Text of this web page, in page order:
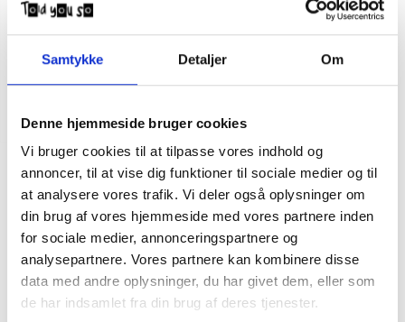
Samtykke Detaljer Om
Denne hjemmeside bruger cookies
Vi bruger cookies til at tilpasse vores indhold og
annoncer, til at vise dig funktioner til sociale medier og til
at analysere vores trafik. Vi deler også oplysninger om
din brug af vores hjemmeside med vores partnere inden
for sociale medier, annonceringspartnere og
analysepartnere. Vores partnere kan kombinere disse
data med andre oplysninger, du har givet dem, eller som
de har indsamlet fra din brug af deres tjenester.
Grunt Top Payton Stripe 2213-402 Purple
DKK100,00 200,00
Grunt top til junior pige.
100% Bomuld
Modellen er 18 år /168 cm høj og har str. 16 på.